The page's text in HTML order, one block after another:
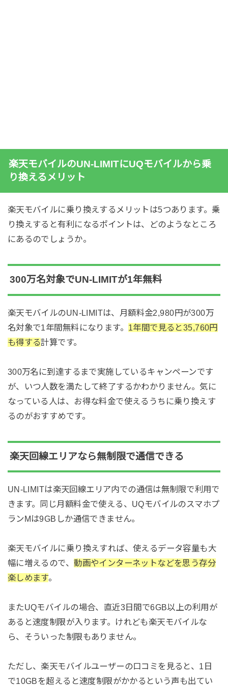
楽天モバイルのUN-LIMITにUQモバイルから乗
り換えるメリット
楽天モバイルに乗り換えするメリットは5つあります。乗
り換えすると有利になるポイントは、どのようなところ
にあるのでしょうか。
300万名対象でUN-LIMITが1年無料
楽天モバイルのUN-LIMITは、月額料金2,980円が300万
名対象で1年間無料になります。 1年間で見ると35,760円
も得する計算です。
300万名に到達するまで実施しているキャンペーンです
が、いつ人数を満たして終了するかわかりません。気に
なっている人は、お得な料金で使えるうちに乗り換えす
るのがおすすめです。
楽天回線エリアなら無制限で通信できる
UN-LIMITは楽天回線エリア内での通信は無制限で利用で
きます。同じ月額料金で使える、UQモバイルのスマホプ
ランMは9GBしか通信できません。
楽天モバイルに乗り換えすれば、使えるデータ容量も大
幅に増えるので、動画やインターネットなどを思う存分
楽しめます。
またUQモバイルの場合、直近3日間で6GB以上の利用が
あると速度制限が入ります。けれども楽天モバイルな
ら、そういった制限もありません。
ただし、楽天モバイルユーザーの口コミを見ると、1日
で10GBを超えると速度制限がかかるという声も出てい